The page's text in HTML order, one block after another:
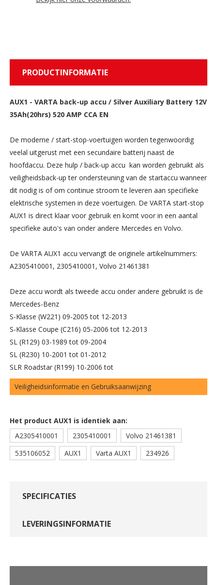
PRODUCTINFORMATIE
AUX1 - VARTA back-up accu / Silver Auxiliary Battery 12V
35Ah(20hrs) 520 AMP CCA EN
De moderne / start-stop-voertuigen worden tegenwoordig
veelal uitgerust met een secundaire batterij naast de
hoofdaccu. Deze hulp / back-up accu kan worden gebruikt als
veiligheidsback-up ter ondersteuning van de startaccu wanneer
dit nodig is of om continue stroom te leveren aan specifieke
elektrische systemen in deze voertuigen. De VARTA start-stop
AUX1 is direct klaar voor gebruik en komt voor in een aantal
specifieke auto's van onder andere Mercedes en Volvo.
De VARTA AUX1 accu vervangt de originele artikelnummers:
A2305410001, 2305410001, Volvo 21461381
Deze accu wordt als tweede accu onder andere gebruikt is de
Mercedes-Benz
S-Klasse (W221) 09-2005 tot 12-2013
S-Klasse Coupe (C216) 05-2006 tot 12-2013
SL (R129) 03-1989 tot 09-2004
SL (R230) 10-2001 tot 01-2012
SLR Roadstar (R199) 10-2006 tot
Veiligheidsinformatie en Gebruiksaanwijzing
Het product AUX1 is identiek aan:
A2305410001
2305410001
Volvo 21461381
535106052
AUX1 Varta AUX1 234926
SPECIFICATIES
LEVERINGSINFORMATIE